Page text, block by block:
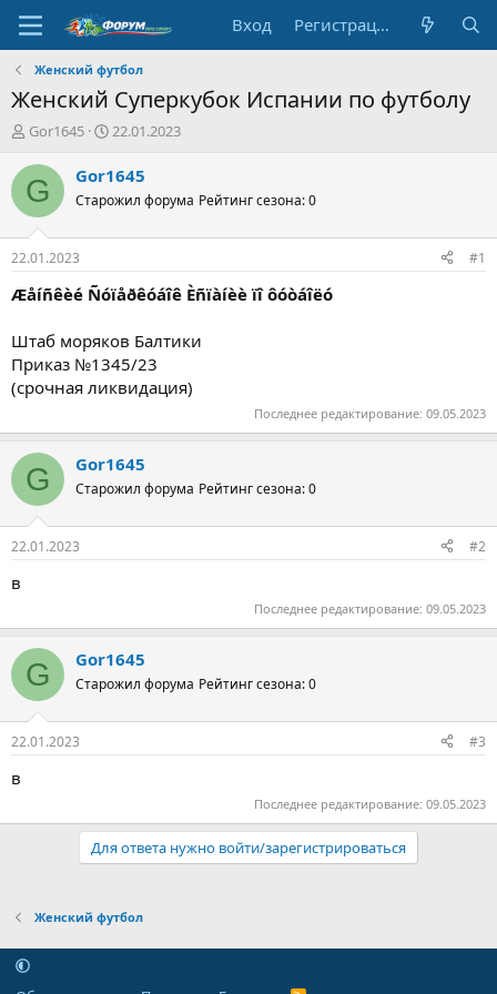
Вход Регистрация
Женский футбол
Женский Суперкубок Испании по футболу
А
т
о
т
е
м
ы
Gor1645
Д
т
н
а
л
22.01.2023
G Gor1645
Старожил форума Рейтинг сезона: 0
22.01.2023 #1
Æåíñêèé Ñóïåðêóáîê Èñïàíèè ïî ôóòáîëó
Штаб моряков Балтики
Приказ №1345/23
(срочная ликвидация)
Последнее редактирование: 09.05.2023
G Gor1645
Старожил форума Рейтинг сезона: 0
22.01.2023 #2
в
Последнее редактирование: 09.05.2023
G Gor1645
Старожил форума Рейтинг сезона: 0
22.01.2023 #3
в
Последнее редактирование: 09.05.2023
Для ответа нужно войти/зарегистрироваться
Женский футбол